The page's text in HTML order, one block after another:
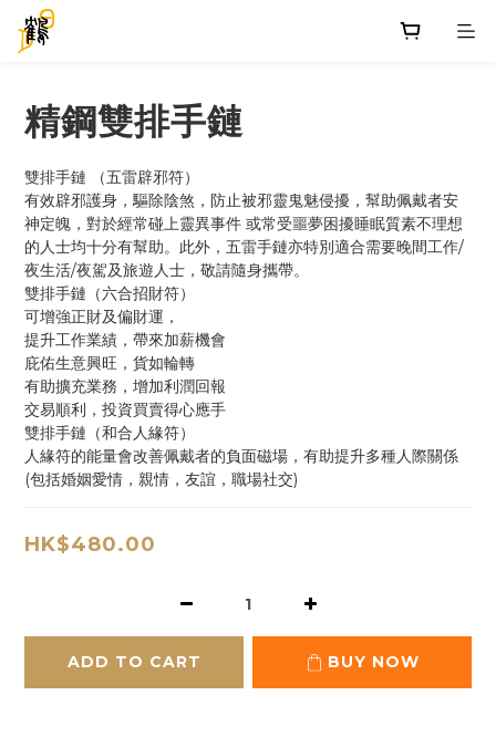
精鋼雙排手鏈
雙排手鏈 （五雷辟邪符）
有效辟邪護身，驅除陰煞，防止被邪靈鬼魅侵擾，幫助佩戴者安
神定魄，對於經常碰上靈異事件 或常受噩夢困擾睡眠質素不理想
的人士均十分有幫助。此外，五雷手鏈亦特別適合需要晚間工作/
夜生活/夜駕及旅遊人士，敬請隨身攜帶。
雙排手鏈（六合招財符）
可增強正財及偏財運，
提升工作業績，帶來加薪機會
庇佑生意興旺，貨如輪轉
有助擴充業務，增加利潤回報
交易順利，投資買賣得心應手
雙排手鏈（和合人緣符）
人緣符的能量會改善佩戴者的負面磁場，有助提升多種人際關係
(包括婚姻愛情，親情，友誼，職場社交)
HK$480.00
ADD TO CART BUY NOW